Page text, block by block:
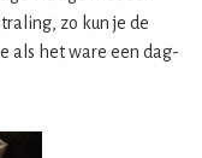
zo kun je de
als het ware een dag-